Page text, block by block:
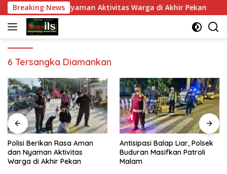
Langsung
ke
konten
Breaking News
Aman dan Nyaman Aktivitas Warga di Akhir Pekan
6 Tersangka Diamankan
Polisi Berikan Rasa Aman
dan Nyaman Aktivitas
Warga di Akhir Pekan
Antisipasi Balap Liar, Polsek
Buduran Masifkan Patroli
Malam